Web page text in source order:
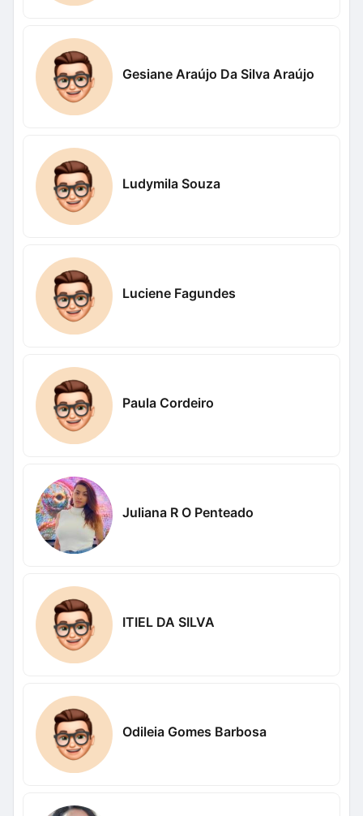
Gesiane Araújo Da Silva Araújo
Ludymila Souza
Luciene Fagundes
Paula Cordeiro
Juliana R O Penteado
ITIEL DA SILVA
Odileia Gomes Barbosa